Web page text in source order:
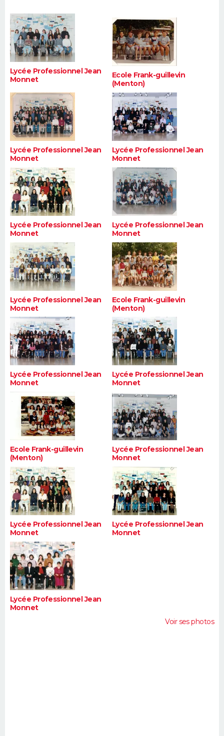
Bricolage
Lifestyle
Culture
Sport
Auto
Television
Voyage
Cinema
Lycée Professionnel Jean
Monnet
Ecole Frank-guillevin
(Menton)
Lycée Professionnel Jean
Monnet
Lycée Professionnel Jean
Monnet
Lycée Professionnel Jean
Monnet
Lycée Professionnel Jean
Monnet
Lycée Professionnel Jean
Monnet
Ecole Frank-guillevin
(Menton)
Lycée Professionnel Jean
Monnet
Lycée Professionnel Jean
Monnet
Ecole Frank-guillevin
(Menton)
Lycée Professionnel Jean
Monnet
Lycée Professionnel Jean
Monnet
Lycée Professionnel Jean
Monnet
Lycée Professionnel Jean
Monnet
Voir ses photos